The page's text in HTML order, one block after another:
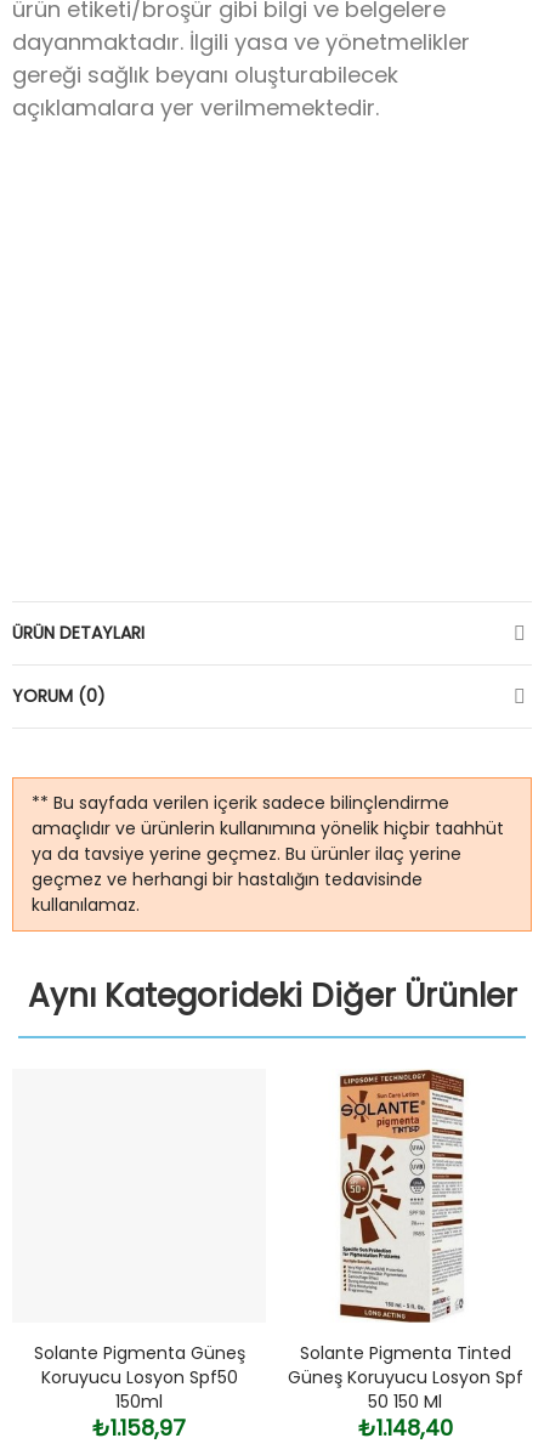
ürün etiketi/broşür gibi bilgi ve belgelere
dayanmaktadır. İlgili yasa ve yönetmelikler
gereği sağlık beyanı oluşturabilecek
açıklamalara yer verilmemektedir.
ÜRÜN DETAYLARI
YORUM (0)
** Bu sayfada verilen içerik sadece bilinçlendirme
amaçlıdır ve ürünlerin kullanımına yönelik hiçbir taahhüt
ya da tavsiye yerine geçmez. Bu ürünler ilaç yerine
geçmez ve herhangi bir hastalığın tedavisinde
kullanılamaz.
Aynı Kategorideki Diğer Ürünler
Solante Pigmenta Güneş
Koruyucu Losyon Spf50
150ml
₺1.158,97
Solante Pigmenta Tinted
Güneş Koruyucu Losyon Spf
50 150 Ml
₺1.148,40